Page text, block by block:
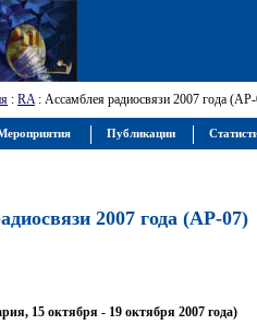
: RA: Ассамблея радиосвязи 2007 года
2007 года (АР-07)
15 октября - 19 октября 2007 года)
Публикации